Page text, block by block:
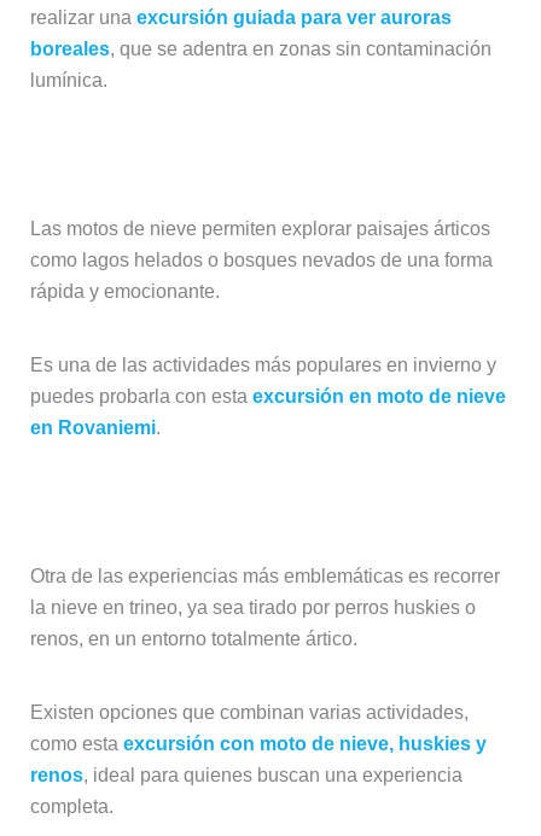
realizar una excursión guiada para ver auroras
boreales, que se adentra en zonas sin contaminación
lumínica.
Las motos de nieve permiten explorar paisajes árticos
como lagos helados o bosques nevados de una forma
rápida y emocionante.
Es una de las actividades más populares en invierno y
puedes probarla con esta excursión en moto de nieve
en Rovaniemi.
Otra de las experiencias más emblemáticas es recorrer
la nieve en trineo, ya sea tirado por perros huskies o
renos, en un entorno totalmente ártico.
Existen opciones que combinan varias actividades,
como esta excursión con moto de nieve, huskies y
renos, ideal para quienes buscan una experiencia
completa.